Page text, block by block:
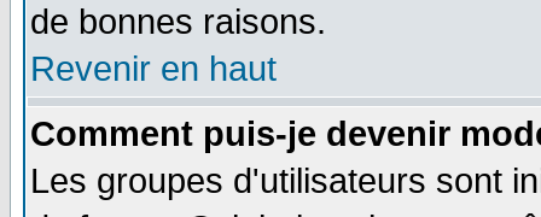
de bonnes raisons.
Revenir en haut
Comment puis-je devenir
Les groupes d'utilisateurs sont